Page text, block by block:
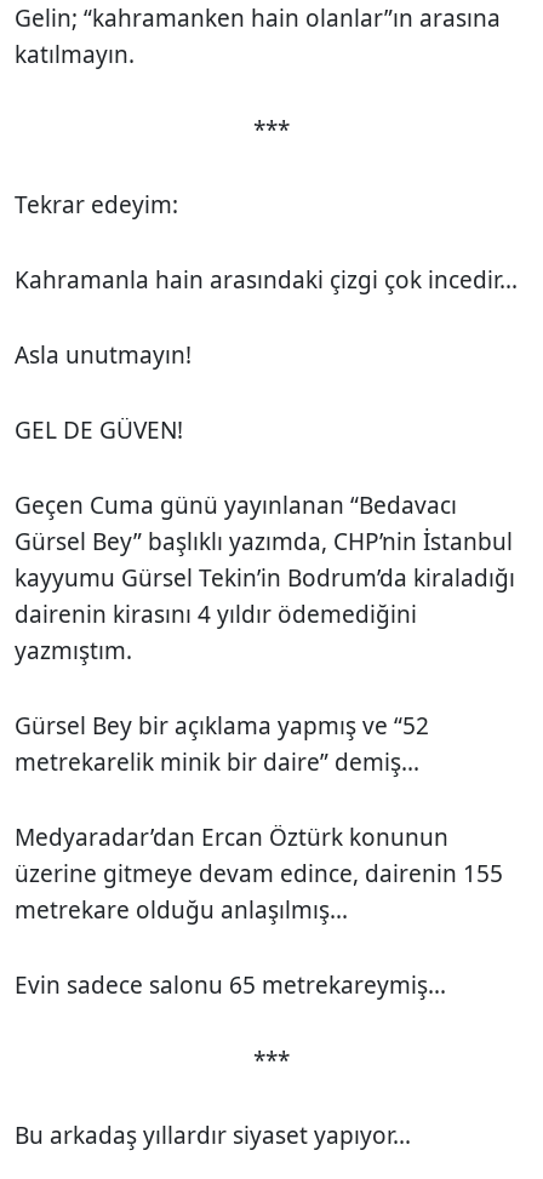
Gelin; “kahramanken hain olanlar”ın arasına
katılmayın.
***
Tekrar edeyim:
Kahramanla hain arasındaki çizgi çok incedir...
Asla unutmayın!
GEL DE GÜVEN!
Geçen Cuma günü yayınlanan “Bedavacı
Gürsel Bey” başlıklı yazımda, CHP’nin İstanbul
kayyumu Gürsel Tekin’in Bodrum’da kiraladığı
dairenin kirasını 4 yıldır ödemediğini
yazmıştım.
Gürsel Bey bir açıklama yapmış ve “52
metrekarelik minik bir daire” demiş...
Medyaradar’dan Ercan Öztürk konunun
üzerine gitmeye devam edince, dairenin 155
metrekare olduğu anlaşılmış...
Evin sadece salonu 65 metrekareymiş...
***
Bu arkadaş yıllardır siyaset yapıyor...